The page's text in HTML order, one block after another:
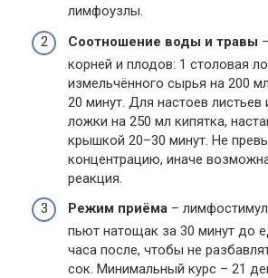
лимфоузлы.
Соотношение воды и травы
корней и плодов: 1 столовая
измельчённого сырья на 200
20 минут. Для настоев листьев
ложки на 250 мл кипятка,
крышкой 20–30 минут. Не
концентрацию, иначе
реакция.
Режим приёма –
пьют натощак за 30 минут до
часа после, чтобы не
сок. Минимальный курс – 21